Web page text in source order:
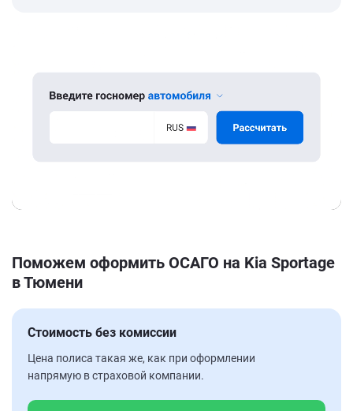
Поможем оформить ОСАГО на Kia Sportage
в Тюмени
Стоимость без комиссии
Цена полиса такая же, как при оформлении
напрямую в страховой компании.